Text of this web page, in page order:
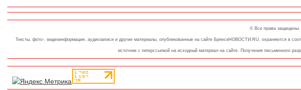
© Все права
Тексты, фото-, видеоинформация, аудиозаписи и другие материалы, опубликованные на сайте БрянскНОВОСТИ.RU, охраняются в
источник с гиперссылкой на исходный материал на cайте. Получения письменного